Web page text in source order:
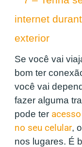
internet
exterior
Se você vai
bom ter
você vai
fazer alguma
pode ter
no seu celular,
nos lugares. É